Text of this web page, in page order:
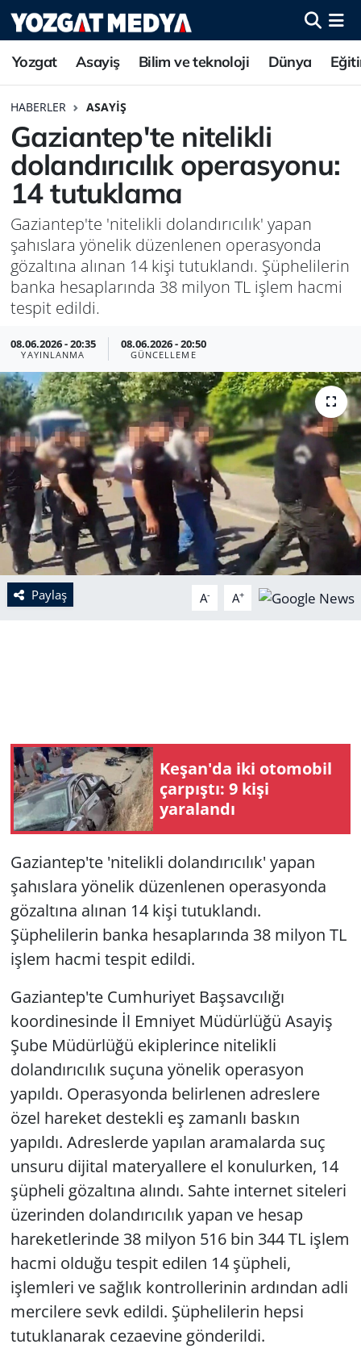
Yozgat Asayiş Bilim ve teknoloji Dünya
HABERLER ASAYIŞ
Gaziantep'te nitelikli
dolandırıcılık operasyonu:
14 tutuklama
Gaziantep'te 'nitelikli dolandırıcılık' yapan
şahıslara yönelik düzenlenen operasyonda
gözaltına alınan 14 kişi tutuklandı. Şüphelilerin
banka hesaplarında 38 milyon TL işlem hacmi
tespit edildi.
08.06.2026 - 20:35
YAYINLANMA
08.06.2026 - 20:50
GÜNCELLEME
Paylaş A- A+
Keşan'da iki otomobil
çarpıştı: 9 kişi
yaralandı
Gaziantep'te 'nitelikli dolandırıcılık' yapan
şahıslara yönelik düzenlenen operasyonda
gözaltına alınan 14 kişi tutuklandı.
Şüphelilerin banka hesaplarında 38 milyon TL
işlem hacmi tespit edildi.
Gaziantep'te Cumhuriyet Başsavcılığı
koordinesinde İl Emniyet Müdürlüğü Asayiş
Şube Müdürlüğü ekiplerince nitelikli
dolandırıcılık suçuna yönelik operasyon
yapıldı. Operasyonda belirlenen adreslere
özel hareket destekli eş zamanlı baskın
yapıldı. Adreslerde yapılan aramalarda suç
unsuru dijital materyallere el konulurken, 14
şüpheli gözaltına alındı. Sahte internet siteleri
üzerinden dolandırıcılık yapan ve hesap
hareketlerinde 38 milyon 516 bin 344 TL işlem
hacmi olduğu tespit edilen 14 şüpheli,
işlemleri ve sağlık kontrollerinin ardından adli
mercilere sevk edildi. Şüphelilerin hepsi
tutuklanarak cezaevine gönderildi.